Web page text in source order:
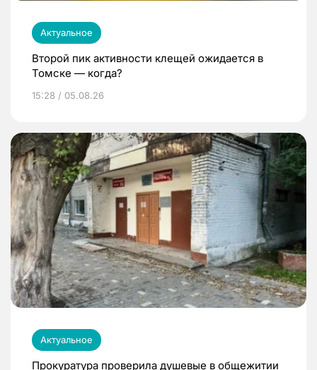
Актуальное
Второй пик активности клещей ожидается в
Томске — когда?
15:28 / 05.08.26
Актуальное
Прокуратура проверила душевые в общежитии